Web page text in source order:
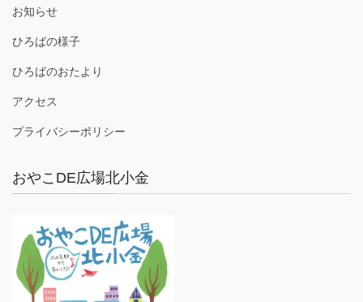
お知らせ
ひろばの様子
ひろばのおたより
アクセス
プライバシーポリシー
おやこDE広場北小金